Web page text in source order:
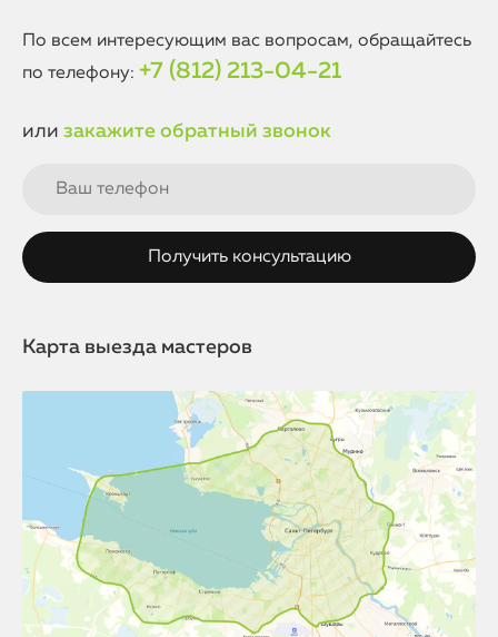
По всем интересующим вас вопросам, обращайтесь
по телефону: +7 (812) 213-04-21
или закажите обратный звонок
Карта выезда мастеров